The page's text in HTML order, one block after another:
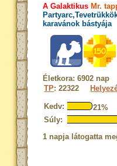
A Galaktikus Mr.
karavánok bástyája
Életkora: 6902 nap
TP: 22322
Kedv:
21%
Súly:
1 napja látogatta